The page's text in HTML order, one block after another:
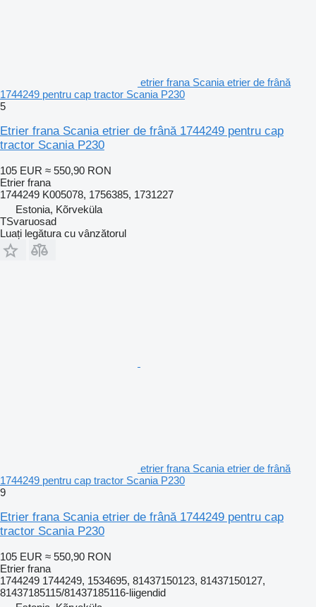
etrier frana Scania etrier de frână
1744249 pentru cap tractor Scania P230
5
Etrier frana Scania etrier de frână 1744249 pentru cap
tractor Scania P230
105 EUR ≈ 550,90 RON
Etrier frana
1744249 K005078, 1756385, 1731227
Estonia, Kõrveküla
TSvaruosad
Luați legătura cu vânzătorul
etrier frana Scania etrier de frână
1744249 pentru cap tractor Scania P230
9
Etrier frana Scania etrier de frână 1744249 pentru cap
tractor Scania P230
105 EUR ≈ 550,90 RON
Etrier frana
1744249 1744249, 1534695, 81437150123, 81437150127,
81437185115/81437185116-liigendid